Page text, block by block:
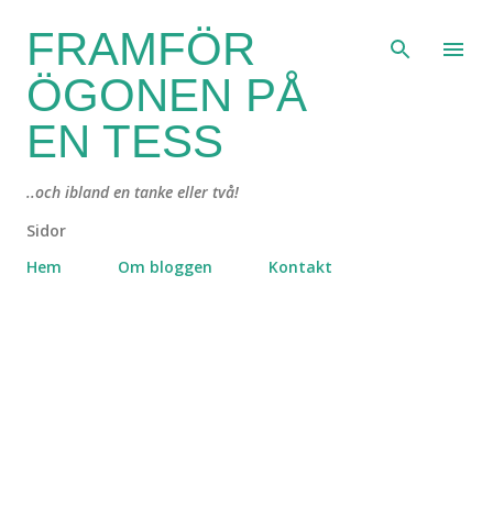
Fortsätt till huvudinnehåll
FRAMFÖR
ÖGONEN PÅ
EN TESS
..och ibland en tanke eller två!
Sidor
Hem
Om bloggen Kontakt